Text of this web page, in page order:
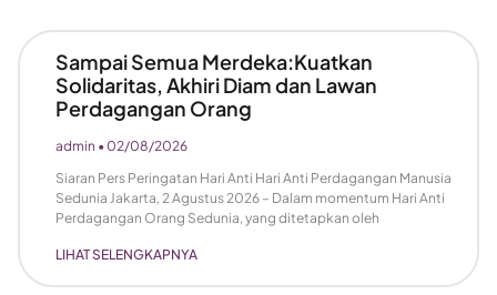
Sampai Semua Merdeka:Kuatkan
Solidaritas, Akhiri Diam dan Lawan
Perdagangan Orang
admin
02/08/2026
Siaran Pers Peringatan Hari Anti Hari Anti Perdagangan Manusia
Sedunia Jakarta, 2 Agustus 2026 – Dalam momentum Hari Anti
Perdagangan Orang Sedunia, yang ditetapkan oleh
LIHAT SELENGKAPNYA